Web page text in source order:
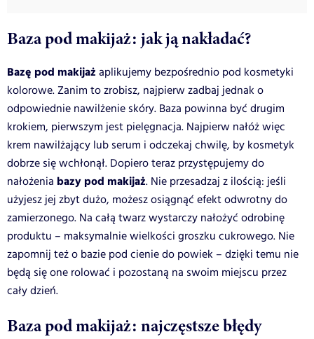
Baza pod makijaż: jak ją nakładać?
Bazę pod makijaż aplikujemy bezpośrednio pod kosmetyki
kolorowe. Zanim to zrobisz, najpierw zadbaj jednak o
odpowiednie nawilżenie skóry. Baza powinna być drugim
krokiem, pierwszym jest pielęgnacja. Najpierw nałóż więc
krem nawilżający lub serum i odczekaj chwilę, by kosmetyk
dobrze się wchłonął. Dopiero teraz przystępujemy do
nałożenia bazy pod makijaż. Nie przesadzaj z ilością: jeśli
użyjesz jej zbyt dużo, możesz osiągnąć efekt odwrotny do
zamierzonego. Na całą twarz wystarczy nałożyć odrobinę
produktu – maksymalnie wielkości groszku cukrowego. Nie
zapomnij też o bazie pod cienie do powiek – dzięki temu nie
będą się one rolować i pozostaną na swoim miejscu przez
cały dzień.
Baza pod makijaż: najczęstsze błędy